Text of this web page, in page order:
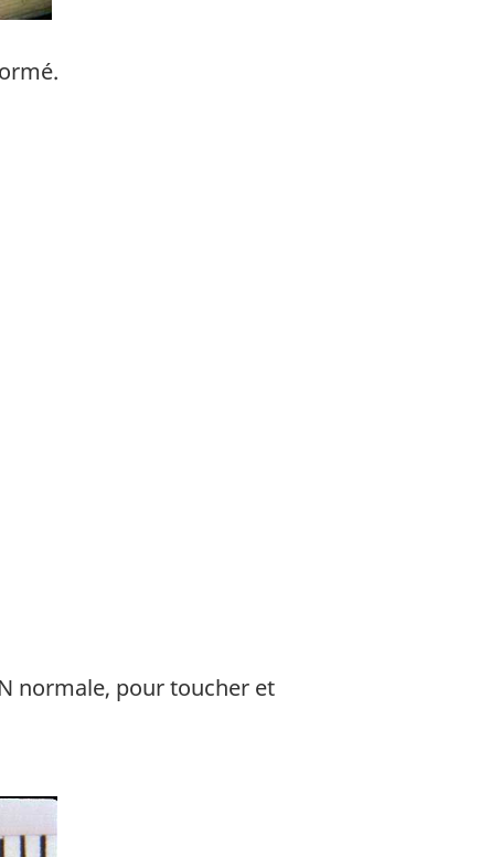
normale, pour toucher et